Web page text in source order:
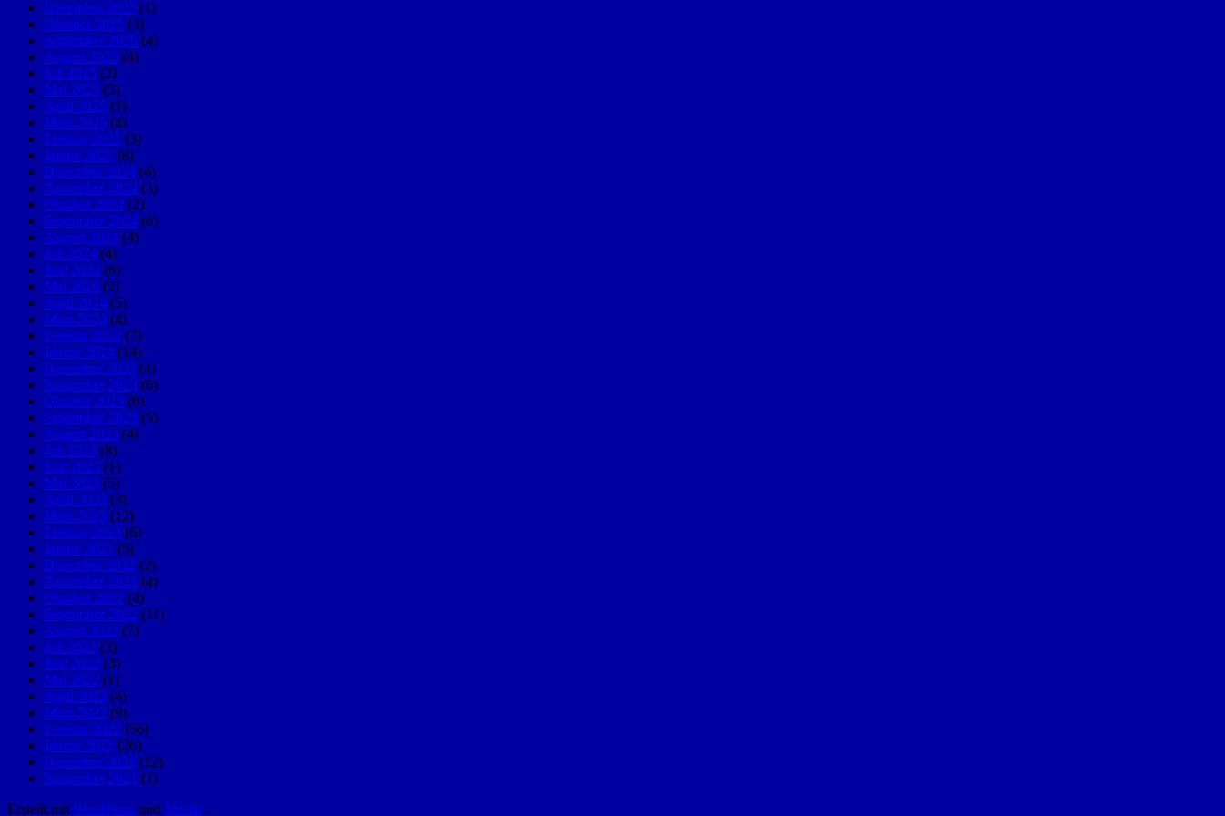
Dezember 2025 (1)
Oktober 2025 (3)
September 2025 (4)
August 2025 (4)
Juli 2025 (2)
Mai 2025 (5)
April 2025 (1)
März 2025 (4)
Februar 2025 (3)
Januar 2025 (8)
Dezember 2024 (4)
November 2024 (3)
Oktober 2024 (2)
September 2024 (8)
August 2024 (4)
Juli 2024 (4)
Juni 2024 (6)
Mai 2024 (2)
April 2024 (5)
März 2024 (4)
Februar 2024 (7)
Januar 2024 (14)
Dezember 2023 (4)
November 2023 (6)
Oktober 2023 (6)
September 2023 (5)
August 2023 (4)
Juli 2023 (8)
Juni 2023 (1)
Mai 2023 (5)
April 2023 (3)
März 2023 (12)
Februar 2023 (6)
Januar 2023 (5)
Dezember 2022 (2)
November 2022 (4)
Oktober 2022 (4)
September 2022 (11)
August 2022 (7)
Juli 2022 (3)
Juni 2022 (3)
Mai 2022 (1)
April 2022 (4)
März 2022 (9)
Februar 2022 (56)
Januar 2022 (26)
Dezember 2021 (12)
November 2021 (1)
Erstellt mit WordPress und Merlin.